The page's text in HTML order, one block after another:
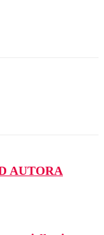
AUTORA